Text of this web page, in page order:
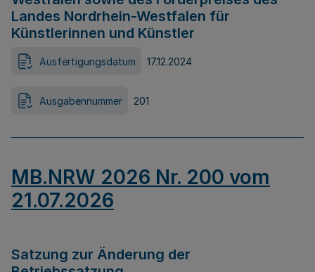
Landes Nordrhein-Westfalen für
Künstlerinnen und Künstler
Ausfertigungsdatum 17.12.2024
Ausgabennummer 201
MB.NRW 2026 Nr. 200 vom
21.07.2026
Satzung zur Änderung der